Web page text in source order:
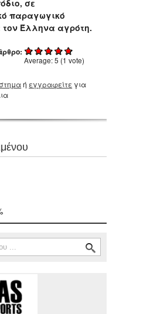
σε
παραγωγικό
τον Έλληνα αγρότη.
Average:5 (1 vote)
ή εγγραφείτε για